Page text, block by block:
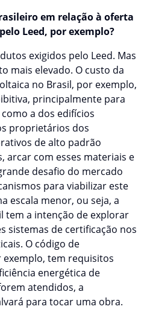
em relação à oferta
Leed, por exemplo?
exigidos pelo Leed. Mas
mais elevado. O custo da
no Brasil, por exemplo,
principalmente para
a dos edifícios
proprietários dos
de alto padrão
arcar com esses materiais e
desafio do mercado
para viabilizar este
escala menor, ou seja, a
tem a intenção de explorar
sistemas de certificação nos
O código de
tem requisitos
energética de
atendidos, a
para tocar uma obra.